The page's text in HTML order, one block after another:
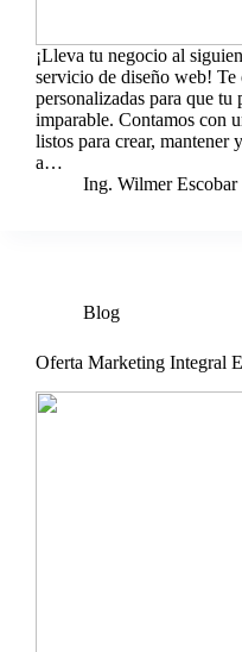
¡Lleva tu negocio al
servicio de diseño web! Te
personalizadas para que tu
imparable. Contamos con
listos para crear, mantener
a…
Ing. Wilmer Escobar
Blog
Oferta Marketing Integral